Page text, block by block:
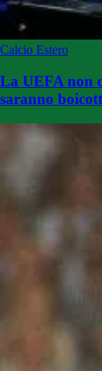
Calcio Estero
La UEFA non
saranno